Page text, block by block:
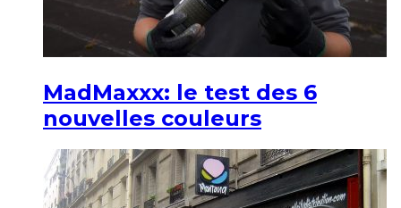
MadMaxxx: le test des 6
nouvelles couleurs